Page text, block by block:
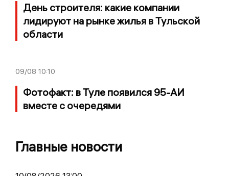
День строителя: какие компании
лидируют на рынке жилья в Тульской
области
09/08 10:10
Фотофакт: в Туле появился 95-АИ
вместе с очередями
Главные новости